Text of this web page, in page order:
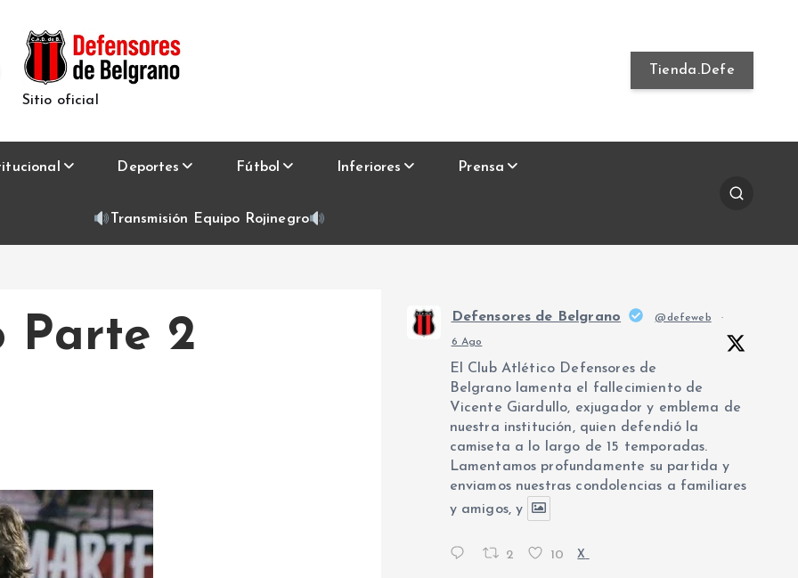
Sitio oficial
Tienda.Defe
Deportes Fútbol Inferiores Prensa
Transmisión Equipo Rojinegro
Parte 2
Defensores de Belgrano @defeweb ·
6 Ago
El Club Atlético Defensores de
Belgrano lamenta el fallecimiento de
Vicente Giardullo, exjugador y emblema de
nuestra institución, quien defendió la
camiseta a lo largo de 15 temporadas.
Lamentamos profundamente su partida y
enviamos nuestras condolencias a familiares
y amigos, y
2 10 X